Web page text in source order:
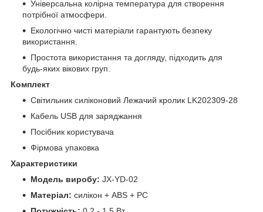
Універсальна колірна температура для створення
потрібної атмосфери.
Екологічно чисті матеріали гарантують безпеку
використання.
Простота використання та догляду, підходить для
будь-яких вікових груп.
Комплект
Світильник силіконовий Лежачий кролик LK202309-28
Кабель USB для заряджання
Посібник користувача
Фірмова упаковка
Характеристики
Модель виробу: JX-YD-02
Матеріал: силікон + ABS + PC